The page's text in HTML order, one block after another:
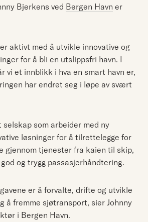
Bjerkens ved Bergen Havn er
aktivt med å utvikle innovative og
for å bli en utslippsfri havn. I
vi et innblikk i hva en smart havn er,
har endret seg i løpe av svært
selskap som arbeider med ny
løsninger for å tilrettelegge for
gjennom tjenester fra kaien til skip,
og trygg passasjerhåndtering.
er å forvalte, drifte og utvikle
å fremme sjøtransport, sier Johnny
i Bergen Havn.